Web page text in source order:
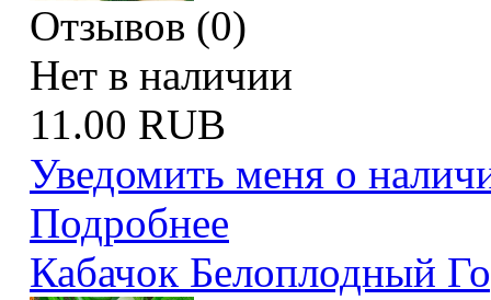
Отзывов (0)
Нет в наличии
11.00 RUB
Уведомить меня о
Подробнее
Кабачок Белоплодный